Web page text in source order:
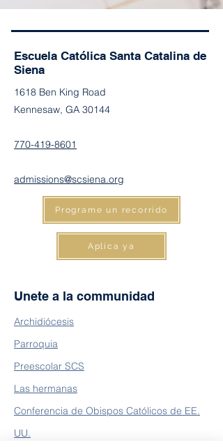
Escuela Católica Santa Catalina de
Siena
1618 Ben King Road
Kennesaw, GA 30144
770-419-8601
admissions@scsiena.org
Programe un recorrido
Aplica ya
Unete a la communidad
Archidiócesis
Parroquia
Preescolar SCS
Las hermanas
Conferencia de Obispos Católicos de EE.
UU.